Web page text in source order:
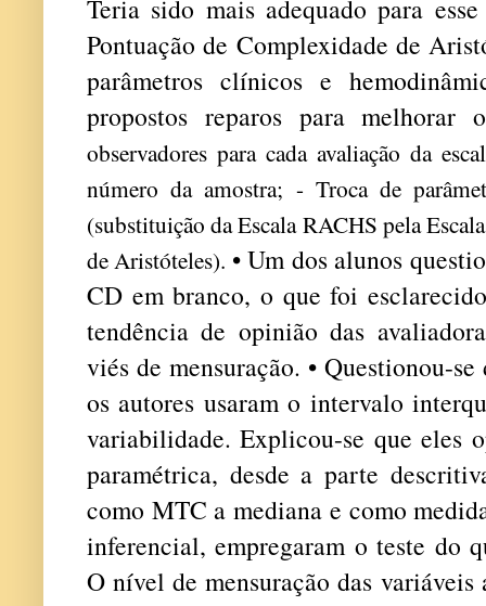
Teria sido mais adequado para
Pontuação de Complexidade de
parâmetros clínicos e
propostos reparos para
observadores para cada avaliação da
número da amostra; - Troca de
(substituição da Escala RACHS pela
de Aristóteles). • Um dos alunos
CD em branco, o que foi
tendência de opinião das
viés de mensuração. • Questionou-
os autores usaram o intervalo
variabilidade. Explicou-se que eles
paramétrica, desde a parte
como MTC a mediana e como
inferencial, empregaram o teste do
O nível de mensuração das